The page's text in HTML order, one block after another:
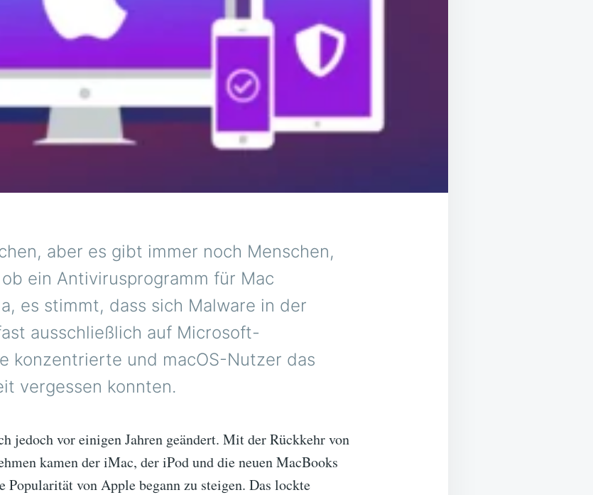
aber es gibt immer noch Menschen,
ein Antivirusprogramm für Mac
es stimmt, dass sich Malware in der
ausschließlich auf Microsoft-
konzentrierte und macOS-Nutzer das
vergessen konnten.
jedoch vor einigen Jahren geändert. Mit der Rückkehr von
kamen der iMac, der iPod und die neuen MacBooks
Popularität von Apple begann zu steigen. Das lockte